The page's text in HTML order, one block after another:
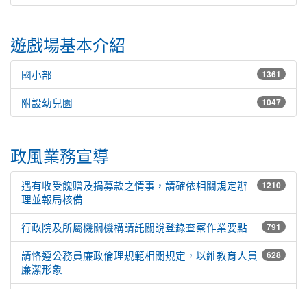
遊戲場基本介紹
1361
國小部
1047
附設幼兒園
政風業務宣導
1210
遇有收受餽贈及捐募款之情事，請確依相關規定辦
理並報局核備
791
行政院及所屬機關機構請託關說登錄查察作業要點
628
請恪遵公務員廉政倫理規範相關規定，以維教育人員
廉潔形象